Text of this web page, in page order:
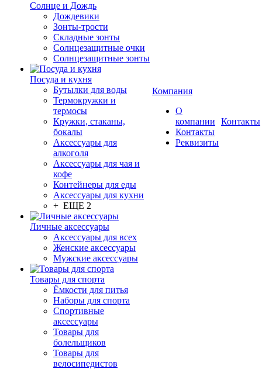
Солнце и Дождь
Дождевики
Зонты-трости
Складные зонты
Солнцезащитные очки
Солнцезащитные зонты
Посуда и кухня
Бутылки для воды
Термокружки и
термосы
Кружки, стаканы,
бокалы
Аксессуары для
алкоголя
Аксессуары для чая и
кофе
Контейнеры для еды
Аксессуары для кухни
+ ЕЩЕ 2
Личные аксессуары
Аксессуары для всех
Женские аксессуары
Мужские аксессуары
Товары для спорта
Ёмкости для питья
Наборы для спорта
Спортивные
аксессуары
Товары для
болельщиков
Товары для
велосипедистов
Компания
О
компании
Контакты
Реквизиты
Контакты